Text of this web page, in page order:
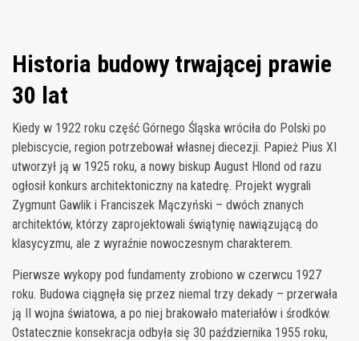
Historia budowy trwającej prawie
30 lat
Kiedy w 1922 roku część Górnego Śląska wróciła do Polski po
plebiscycie, region potrzebował własnej diecezji. Papież Pius XI
utworzył ją w 1925 roku, a nowy biskup August Hlond od razu
ogłosił konkurs architektoniczny na katedrę. Projekt wygrali
Zygmunt Gawlik i Franciszek Mączyński – dwóch znanych
architektów, którzy zaprojektowali świątynię nawiązującą do
klasycyzmu, ale z wyraźnie nowoczesnym charakterem.
Pierwsze wykopy pod fundamenty zrobiono w czerwcu 1927
roku. Budowa ciągnęła się przez niemal trzy dekady – przerwała
ją II wojna światowa, a po niej brakowało materiałów i środków.
Ostatecznie konsekracja odbyła się 30 października 1955 roku,